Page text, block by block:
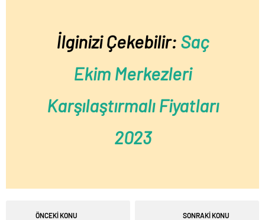
İlginizi Çekebilir: Saç
Ekim Merkezleri
Karşılaştırmalı Fiyatları
2023
ÖNCEKİ KONU SONRAKİ KONU